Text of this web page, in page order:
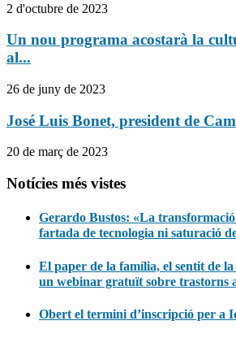
2 d'octubre de 2023
Un nou programa acostarà la
al...
26 de juny de 2023
José Luis Bonet, president de
20 de març de 2023
Notícies més vistes
Gerardo Bustos: «La
fartada de tecnologia ni saturació
El paper de la família, el sentit de
un webinar gratuït sobre trastorns
Obert el termini d’inscripció per a